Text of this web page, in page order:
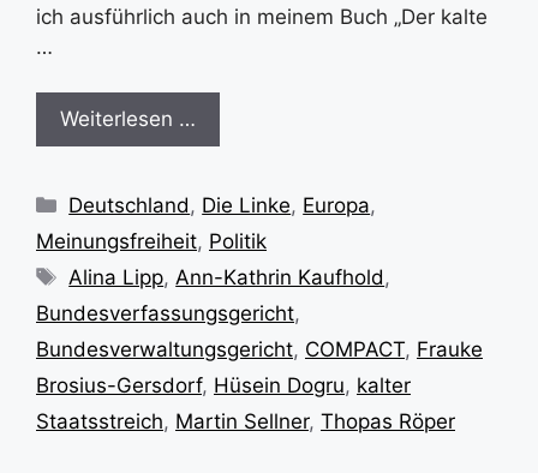
ich ausführlich auch in meinem Buch „Der kalte
…
Weiterlesen …
Kategorien
Deutschland, Die Linke, Europa,
Meinungsfreiheit, Politik
Schlagwörter
Alina Lipp,Ann-Kathrin Kaufhold,
Bundesverfassungsgericht,
Bundesverwaltungsgericht, COMPACT, Frauke
Brosius-Gersdorf, Hüsein Dogru, kalter
Staatsstreich, Martin Sellner, Thopas Röper